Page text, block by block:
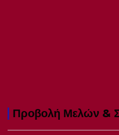
Προβολή Μελών &